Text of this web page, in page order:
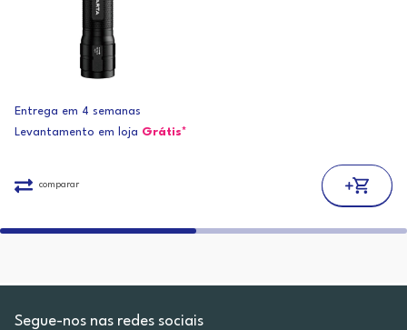
Entrega em 4 semanas
Levantamento em loja Grátis*
comparar
Segue-nos nas redes sociais